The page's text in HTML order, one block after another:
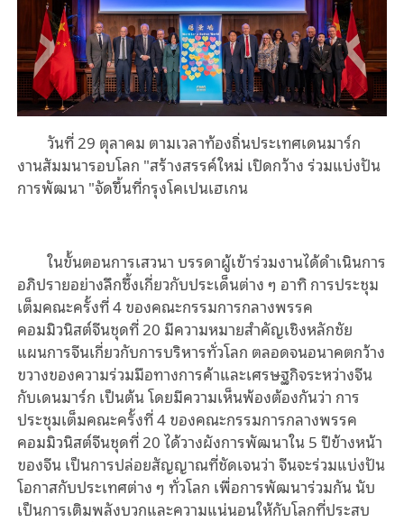
วันที่ 29 ตุลาคม ตามเวลาท้องถิ่นประเทศเดนมาร์ก
งานสัมมนารอบโลก "สร้างสรรค์ใหม่ เปิดกว้าง ร่วมแบ่งปัน
การพัฒนา "จัดขึ้นที่กรุงโคเปนเฮเกน
ในขั้นตอนการเสวนา บรรดาผู้เข้าร่วมงานได้ดำเนินการ
อภิปรายอย่างลึกซึ้งเกี่ยวกับประเด็นต่าง ๆ อาทิ การประชุม
เต็มคณะครั้งที่ 4 ของคณะกรรมการกลางพรรค
คอมมิวนิสต์จีนชุดที่ 20 มีความหมายสำคัญเชิงหลักชัย
แผนการจีนเกี่ยวกับการบริหารทั่วโลก ตลอดจนอนาคตกว้าง
ขวางของความร่วมมือทางการค้าและเศรษฐกิจระหว่างจีน
กับเดนมาร์ก เป็นต้น โดยมีความเห็นพ้องต้องกันว่า การ
ประชุมเต็มคณะครั้งที่ 4 ของคณะกรรมการกลางพรรค
คอมมิวนิสต์จีนชุดที่ 20 ได้วางผังการพัฒนาใน5ปีข้างหน้า
ของจีน เป็นการปล่อยสัญญาณที่ชัดเจนว่า จีนจะร่วมแบ่งปัน
โอกาสกับประเทศต่าง ๆ ทั่วโลก เพื่อการพัฒนาร่วมกัน นับ
เป็นการเติมพลังบวกและความแน่นอนให้กับโลกที่ประสบ